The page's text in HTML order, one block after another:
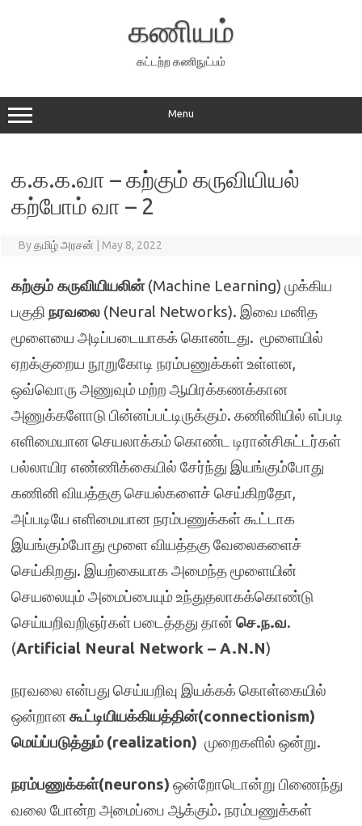
கணியம்
கட்டற்ற கணிநுட்பம்
Menu
க.க.க.வா – கற்கும் கருவியியல்
கற்போம் வா – 2
Byதமிழ் அரசன் May 8, 2022
கற்கும் கருவியியலின்(Machine Learning) முக்கிய
பகுதி நரவலை (Neural Networks). இவை மனித
மூளையை அடிப்படையாகக் கொண்டது. மூளையில்
ஏறக்குறைய நூறுகோடி நரம்பணுக்கள் உள்ளன,
ஒவ்வொரு அணுவும் மற்ற ஆயிரக்கணக்கான
அணுக்களோடு பின்னப்பட்டிருக்கும். கணினியில் எப்படி
எளிமையான செயலாக்கம் கொண்ட டிரான்சிசுட்டர்கள்
பல்லாயிர எண்ணிக்கையில் சேர்ந்து இயங்கும்போது
கணினி வியத்தகு செயல்களைச் செய்கிறதோ,
அப்படியே எளிமையான நரம்பணுக்கள் கூட்டாக
இயங்கும்போது மூளை வியத்தகு வேலைகளைச்
செய்கிறது. இயற்கையாக அமைந்த மூளையின்
செயலையும் அமைப்பையும் உந்துதலாகக்கொண்டு
செய்யறிவறிஞர்கள் படைத்தது தான்செ.ந.வ.
(Artificial Neural Network – A.N.N)
நரவலை என்பது செய்யறிவு இயக்கக் கொள்கையில்
ஒன்றானகூட்டியியக்கியத்தின்(connectionism)
மெய்ப்படுத்தும் (realization) முறைகளில் ஒன்று.
நரம்பணுக்கள்(neurons) ஒன்றோடொன்று பிணைந்து
வலை போன்ற அமைப்பை ஆக்கும். நரம்பணுக்கள்